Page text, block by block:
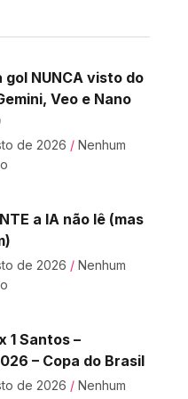
gol NUNCA visto do
Veo e Nano
de 2026 Nenhum
a IA não lê (mas
de 2026 Nenhum
1 Santos –
– Copa do Brasil
de 2026 Nenhum